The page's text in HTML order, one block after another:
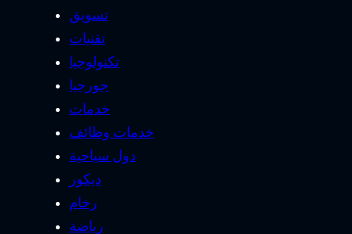
تسويق
تقنيات
تكنولوجيا
جورجيا
خدمات
خدمات وظائف
دول سياحية
ديكور
رخام
رياضة